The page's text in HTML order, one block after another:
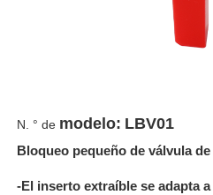
N. ° de modelo: LBV01
Bloqueo pequeño de válvula
-El inserto extraíble se adapta